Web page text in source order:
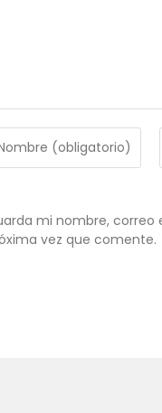
mi nombre, correo
vez que comente.